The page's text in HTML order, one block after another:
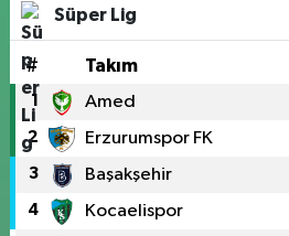
Süper Lig
# Takım
1 Amed
2 Erzurumspor FK
3 Başakşehir
4 Kocaelispor